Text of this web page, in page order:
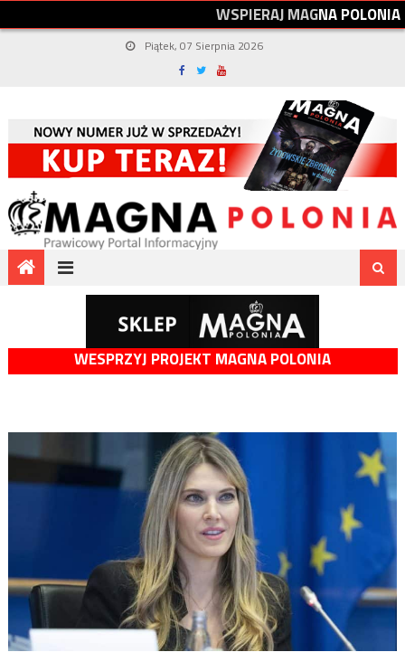
WSPIERAJMAGNAPOLONIA
Piątek, 07 Sierpnia 2026
WESPRZYJ PROJEKT MAGNA POLONIA